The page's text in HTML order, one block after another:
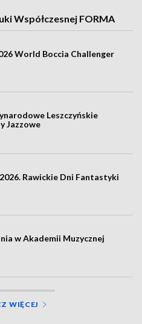
Współczesnej FORMA
World Boccia Challenger
Leszczyńskie
Jazzowe
Rawickie Dni Fantastyki
w Akademii Muzycznej
WIĘCEJ